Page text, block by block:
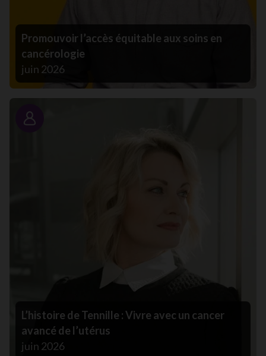
Promouvoir l’accès équitable aux soins en
cancérologie
juin 2026
Portrait
L’histoire de Tennille : Vivre avec un cancer
avancé de l’utérus
juin 2026